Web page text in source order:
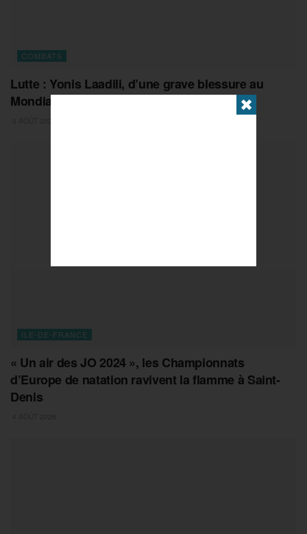
COMBATS
Lutte : Yonis Laadili, d’une grave blessure au
Mondial U20
ILE-DE-FRANCE
« Un air des JO 2024 », les Championnats
d’Europe de natation ravivent la flamme à Saint-
Denis
✖